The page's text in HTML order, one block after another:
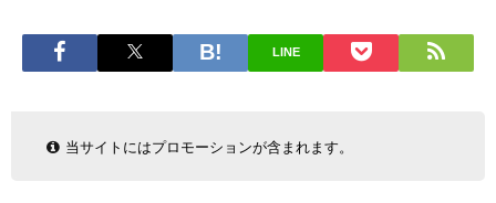
LINE
当サイトにはプロモーションが含まれます。